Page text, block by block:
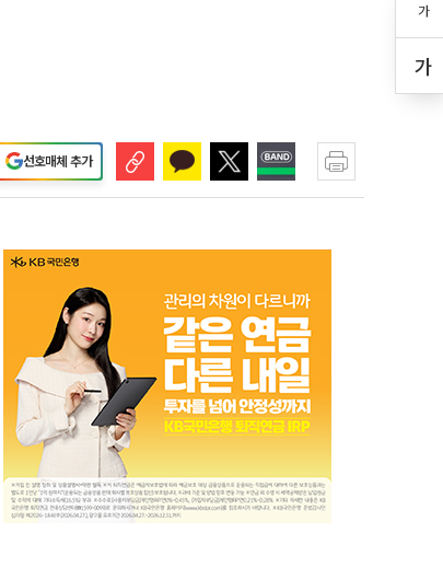
가
가
선호매체 추가